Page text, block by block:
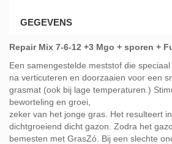
GEGEVENS
Repair Mix 7-6-12 +3 Mgo + sporen +
Een samengestelde meststof die
na verticuteren en doorzaaien voor een
grasmat (ook bij lage temperaturen.)
beworteling en groei,
zeker van het jonge gras. Het resulteert
dichtgroeiend dicht gazon. Zodra het
bemesten met GrasZó. Bij een slechte